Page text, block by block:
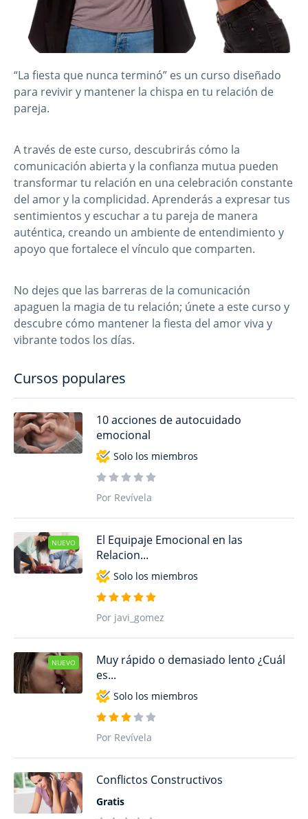
“La fiesta que nunca terminó” es un curso diseñado
para revivir y mantener la chispa en tu relación de
pareja.
A través de este curso, descubrirás cómo la
comunicación abierta y la confianza mutua pueden
transformar tu relación en una celebración constante
del amor y la complicidad. Aprenderás a expresar tus
sentimientos y escuchar a tu pareja de manera
auténtica, creando un ambiente de entendimiento y
apoyo que fortalece el vínculo que comparten.
No dejes que las barreras de la comunicación
apaguen la magia de tu relación; únete a este curso y
descubre cómo mantener la fiesta del amor viva y
vibrante todos los días.
Cursos populares
10 acciones de autocuidado
emocional
Solo los miembros
Por Revívela
NUEVO
El Equipaje Emocional en las
Relacion...
Solo los miembros
Por javi_gomez
NUEVO
Muy rápido o demasiado lento ¿Cuál
es...
Solo los miembros
Por Revívela
Conflictos Constructivos
Gratis